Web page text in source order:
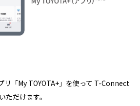
リ「My TOYOTA+」を使って T-Connect
ただけます。